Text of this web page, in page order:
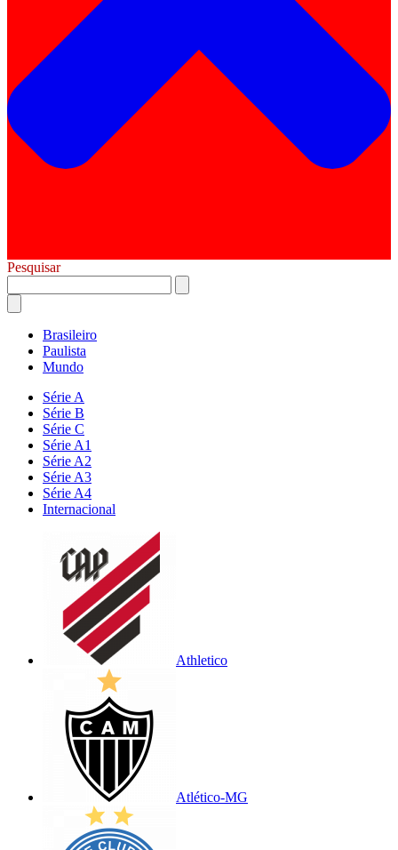
Pesquisar
Brasileiro
Paulista
Mundo
Série A
Série B
Série C
Série A1
Série A2
Série A3
Série A4
Internacional
Athletico
Atlético-MG